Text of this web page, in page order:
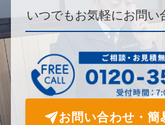
いつでもお気軽にお問い
お問い合わせ・簡